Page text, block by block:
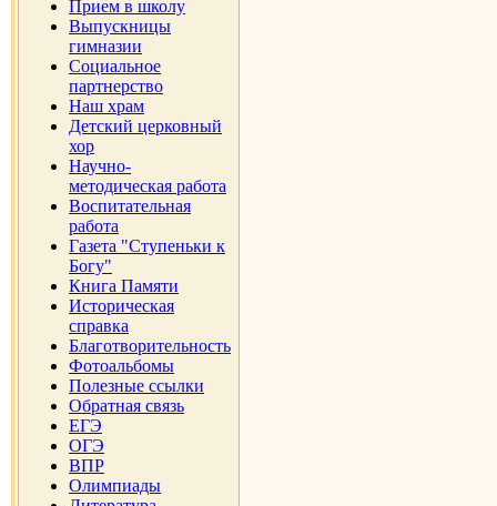
Прием в школу
Выпускницы
гимназии
Социальное
партнерство
Наш храм
Детский церковный
хор
Научно-
методическая работа
Воспитательная
работа
Газета "Ступеньки к
Богу"
Книга Памяти
Историческая
справка
Благотворительность
Фотоальбомы
Полезные ссылки
Обратная связь
ЕГЭ
ОГЭ
ВПР
Олимпиады